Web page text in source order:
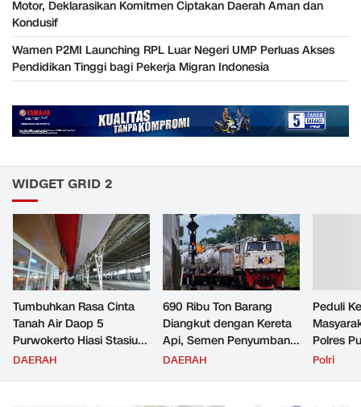
Motor, Deklarasikan Komitmen Ciptakan Daerah Aman dan
Kondusif
Wamen P2MI Launching RPL Luar Negeri UMP Perluas Akses
Pendidikan Tinggi bagi Pekerja Migran Indonesia
WIDGET GRID 2
Tumbuhkan Rasa Cinta
Tanah Air Daop 5
Purwokerto Hiasi Stasiun
dengan Ornamen
DAERAH
690 Ribu Ton Barang
Diangkut dengan Kereta
Api, Semen Penyumbang
Volume Terbesar
DAERAH
Peduli
Polres
Jemput
Polri